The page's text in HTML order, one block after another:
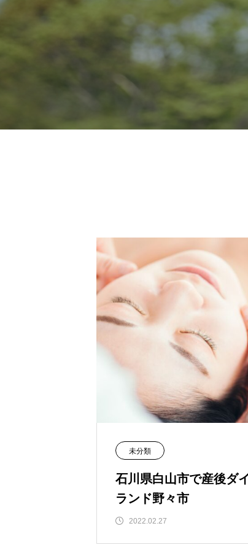
未分類
石川県白山市で産後ダ
ランド野々市
2022.02.27